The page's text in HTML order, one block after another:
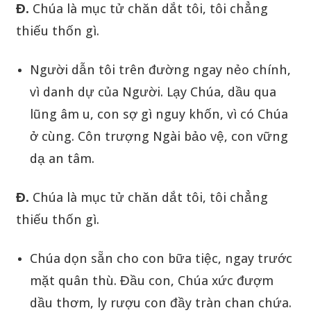
Đ. Chúa là mục tử chăn dắt tôi, tôi chẳng
thiếu thốn gì.
Người dẫn tôi trên đường ngay nẻo chính,
vì danh dự của Người. Lạy Chúa, dầu qua
lũng âm u, con sợ gì nguy khốn, vì có Chúa
ở cùng. Côn trượng Ngài bảo vệ, con vững
dạ an tâm.
Đ. Chúa là mục tử chăn dắt tôi, tôi chẳng
thiếu thốn gì.
Chúa dọn sẵn cho con bữa tiệc, ngay trước
mặt quân thù. Đầu con, Chúa xức đượm
dầu thơm, ly rượu con đầy tràn chan chứa.